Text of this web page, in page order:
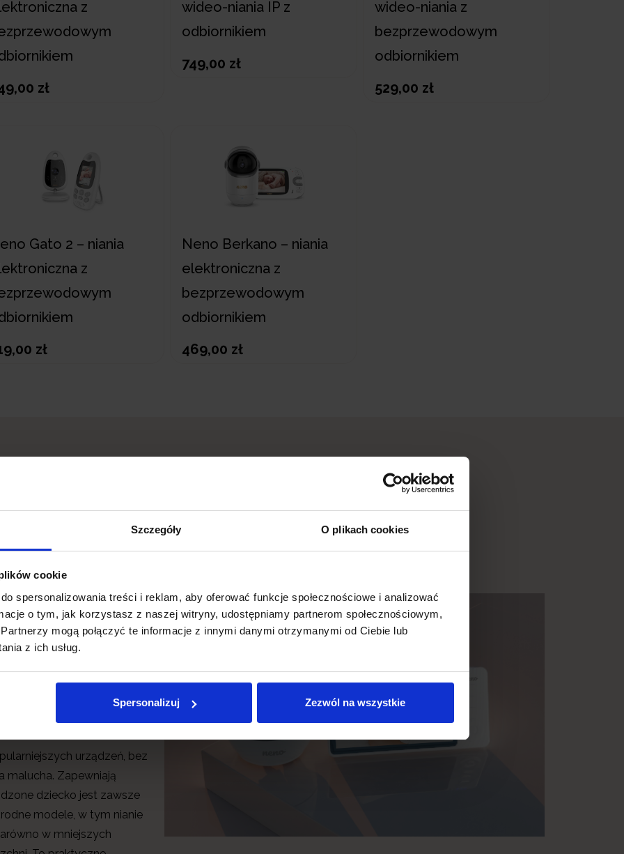
Szczegóły O plikach cookies
cookie
spersonalizowania treści i reklam, aby oferować funkcje społecznościowe i analizować
o tym, jak korzystasz z naszej witryny, udostępniamy partnerom społecznościowym,
mogą połączyć te informacje z innymi danymi otrzymanymi od Ciebie lub
z ich usług.
Spersonalizuj Zezwól na wszystkie
z
zł
wideo-niania IP z
odbiornikiem
749,00 zł
wideo-niania z
bezprzewodowym
odbiornikiem
529,00 zł
Gato 2 – niania
z
zł
Neno Berkano – niania
elektroniczna z
bezprzewodowym
odbiornikiem
469,00 zł
z
–
urządzeń, bez
malucha. Zapewniają
dziecko jest zawsze
modele, w tym nianie
w mniejszych